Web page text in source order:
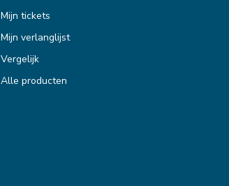
Mijn tickets
Mijn verlanglijst
Vergelijk
Alle producten